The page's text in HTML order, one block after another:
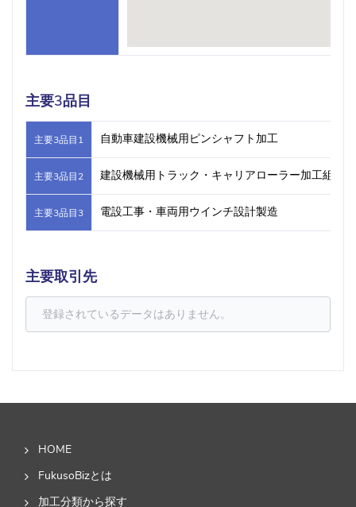
主要3品目
主要3品目1 自動車建設機械用ピンシャフト加工
主要3品目2 建設機械用トラック・キャリアローラー加工組立
主要3品目3 電設工事・車両用ウインチ設計製造
主要取引先
登録されているデータはありません。
HOME
FukusoBizとは
加工分類から探す